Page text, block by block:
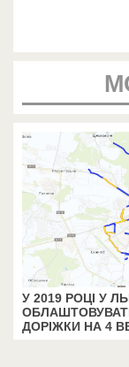
У 2019 РОЦІ У
ДОРІЖКИ НА 4